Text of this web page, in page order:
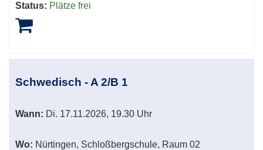
Status: Plätze frei
Schwedisch - A 2/B 1
Wann: Di. 17.11.2026, 19.30 Uhr
Wo: Nürtingen, Schloßbergschule, Raum 02